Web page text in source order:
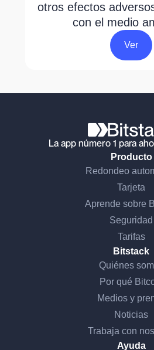
otros efectos
con el medio
Ver
La app número 1 para
Producto
Redondeo
Tarjeta
Aprende sobre
Seguridad
Tarifas
Bitstack
Quiénes
Por qué
Medios y
Noticias
Trabaja con
Ayuda